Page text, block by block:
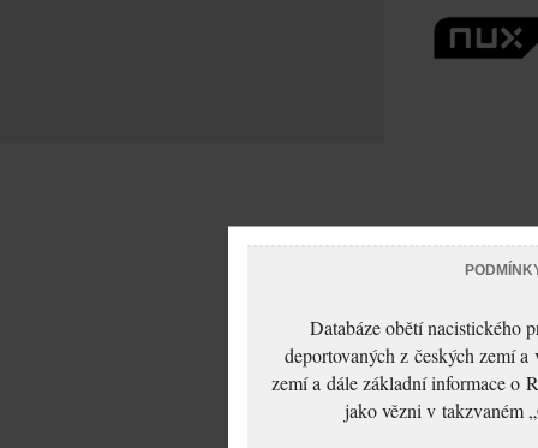
Databáze obětí nacistického
deportovaných z českých zemí
zemí a dále základní informace o
jako vězni v takzvaném